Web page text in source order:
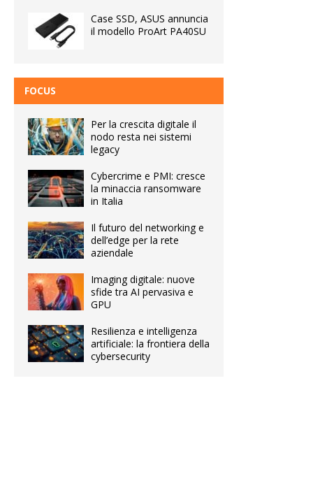
Case SSD, ASUS annuncia
il modello ProArt PA40SU
FOCUS
Per la crescita digitale il
nodo resta nei sistemi
legacy
Cybercrime e PMI: cresce
la minaccia ransomware
in Italia
Il futuro del networking e
dell’edge per la rete
aziendale
Imaging digitale: nuove
sfide tra AI pervasiva e
GPU
Resilienza e intelligenza
artificiale: la frontiera della
cybersecurity